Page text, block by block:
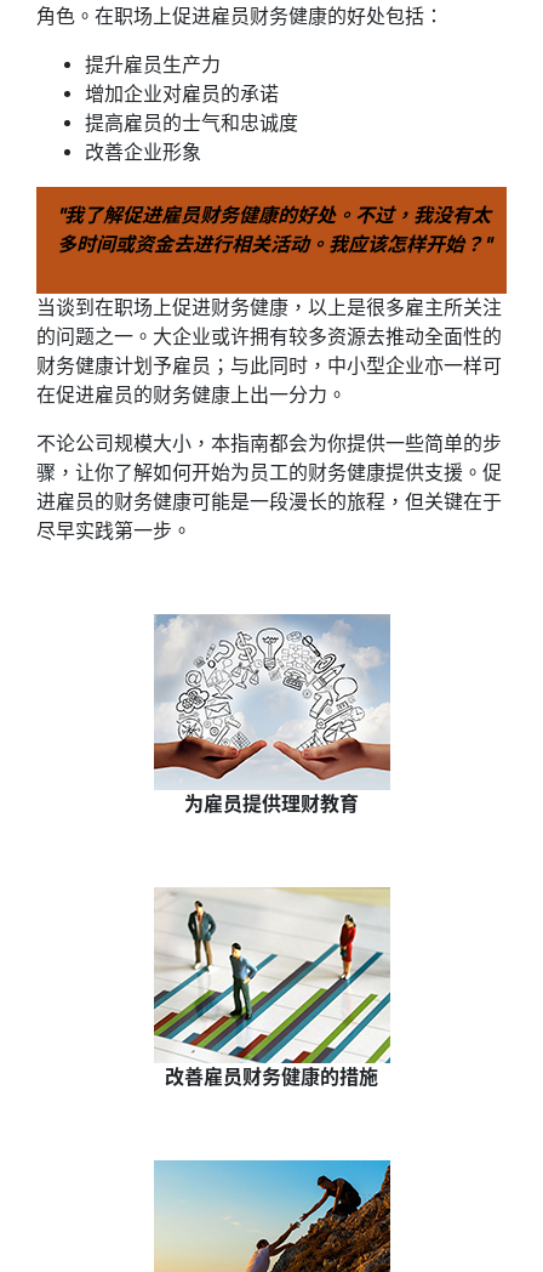
角色。在职场上促进雇员财务健康的好处包括：
提升雇员生产力
增加企业对雇员的承诺
提高雇员的士气和忠诚度
改善企业形象
"我了解促进雇员财务健康的好处。不过，我没有太
多时间或资金去进行相关活动。我应该怎样开始？"
当谈到在职场上促进财务健康，以上是很多雇主所关注
的问题之一。大企业或许拥有较多资源去推动全面性的
财务健康计划予雇员；与此同时，中小型企业亦一样可
在促进雇员的财务健康上出一分力。
不论公司规模大小，本指南都会为你提供一些简单的步
骤，让你了解如何开始为员工的财务健康提供支援。促
进雇员的财务健康可能是一段漫长的旅程，但关键在于
尽早实践第一步。
为雇员提供理财教育
改善雇员财务健康的措施